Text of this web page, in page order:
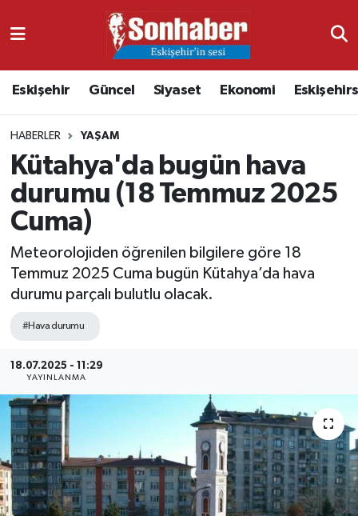
Eskişehir Güncel Siyaset Ekonomi
HABERLER YAŞAM
Kütahya'da bugün hava
durumu (18 Temmuz 2025
Cuma)
Meteorolojiden öğrenilen bilgilere göre 18
Temmuz 2025 Cuma bugün Kütahya’da hava
durumu parçalı bulutlu olacak.
#Hava durumu
18.07.2025 - 11:29
YAYINLANMA
Ekonomi
Güncel
Kültür & Sanat
Magazin
Resmi İlanlar
Spor
Nöbetçi Eczaneler
Namaz Vakitleri
Trafik Durumu
Süper Lig Puan Durumu ve Fikstür
Tüm Manşetler
Son Dakika Haberleri